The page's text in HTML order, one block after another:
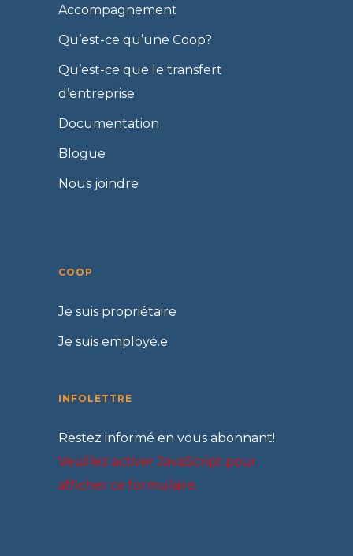
Accompagnement
Qu’est-ce qu’une Coop?
Qu’est-ce que le transfert
d’entreprise
Documentation
Blogue
Nous joindre
COOP
Je suis propriétaire
Je suis employé.e
INFOLETTRE
Restez informé en vous abonnant!
Veuillez activer JavaScript pour
afficher ce formulaire.